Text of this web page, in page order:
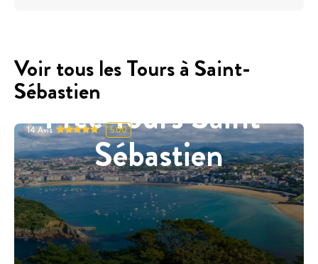
Voir tous les Tours à Saint-
Sébastien
Free Tours Saint-
Sébastien
14Avis 5.00